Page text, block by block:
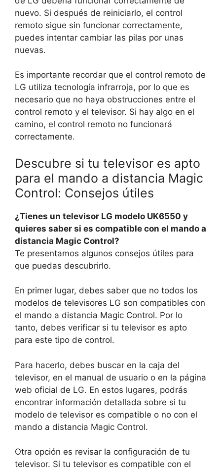
nuevo. Si después de reiniciarlo, el control
remoto sigue sin funcionar correctamente,
puedes intentar cambiar las pilas por unas
nuevas.
Es importante recordar que el control remoto de
LG utiliza tecnología infrarroja, por lo que es
necesario que no haya obstrucciones entre el
control remoto y el televisor. Si hay algo en el
camino, el control remoto no funcionará
correctamente.
Descubre si tu televisor es apto
para el mando a distancia Magic
Control: Consejos útiles
¿Tienes un televisor LG modelo UK6550 y
quieres saber si es compatible con el mando a
distancia Magic Control?
Te presentamos algunos consejos útiles para
que puedas descubrirlo.
En primer lugar, debes saber que no todos los
modelos de televisores LG son compatibles con
el mando a distancia Magic Control. Por lo
tanto, debes verificar si tu televisor es apto
para este tipo de control.
Para hacerlo, debes buscar en la caja del
televisor, en el manual de usuario o en la página
web oficial de LG. En estos lugares, podrás
encontrar información detallada sobre si tu
modelo de televisor es compatible o no con el
mando a distancia Magic Control.
Otra opción es revisar la configuración de tu
televisor. Si tu televisor es compatible con el